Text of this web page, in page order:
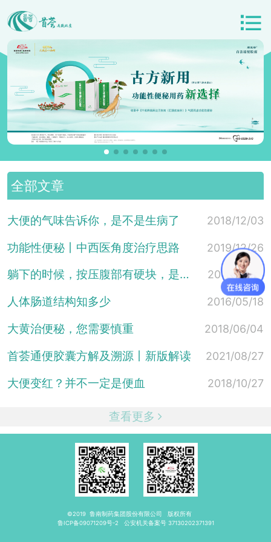
全部文章
大便的气味告诉你，是不是生病了 2018/12/03
功能性便秘丨中西医角度治疗思路 2019/12/26
躺下的时候，按压腹部有硬块，是什么原因？ 2019/05/17
人体肠道结构知多少 2016/05/18
大黄治便秘，您需要慎重 2018/06/04
首荟通便胶囊方解及溯源丨新版解读 2021/08/27
大便变红？并不一定是便血 2018/10/27
查看更多
©2019 鲁南制药集团股份有限公司
版权所有
鲁ICP备09071209号-2 公安机关备案号 37130202371391